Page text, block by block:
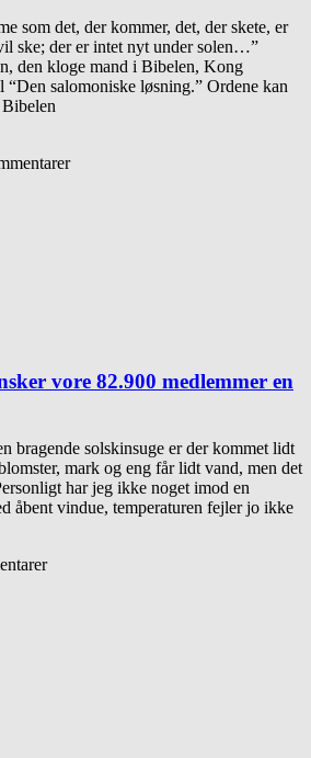
som det, der kommer, det, der skete, er
ske; der er intet nyt under solen…”
den kloge mand i Bibelen, Kong
“Den salomoniske løsning.” Ordene kan
vore 82.900 medlemmer en
bragende solskinsuge er der kommet lidt
mark og eng får lidt vand, men det
har jeg ikke noget imod en
åbent vindue, temperaturen fejler jo ikke